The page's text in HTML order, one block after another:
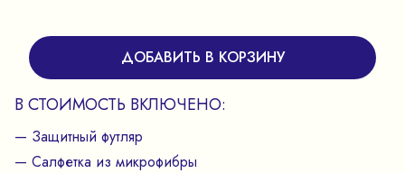
ДОБАВИТЬ В КОРЗИНУ
В СТОИМОСТЬ ВКЛЮЧЕНО:
— Защитный футляр
— Салфетка из микрофибры